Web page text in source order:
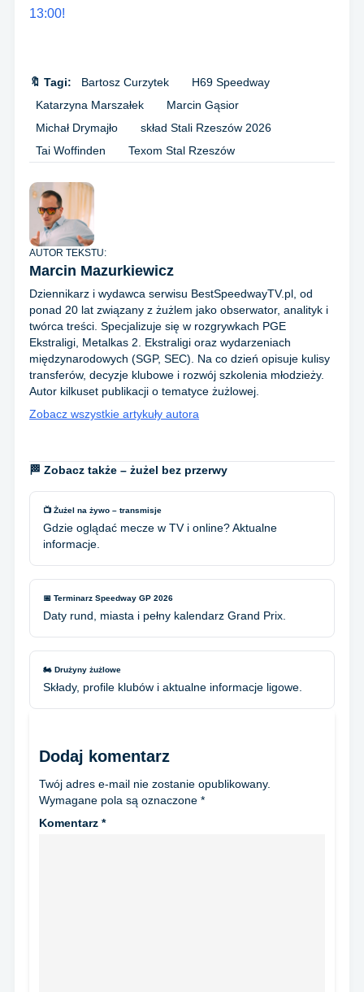
13:00!
🔖 Tagi: Bartosz Curzytek
H69 Speedway
Katarzyna Marszałek
Marcin Gąsior
Michał Drymajło
skład Stali Rzeszów 2026
Tai Woffinden
Texom Stal Rzeszów
AUTOR TEKSTU:
Marcin Mazurkiewicz
Dziennikarz i wydawca serwisu BestSpeedwayTV.pl, od
ponad 20 lat związany z żużlem jako obserwator, analityk i
twórca treści. Specjalizuje się w rozgrywkach PGE
Ekstraligi, Metalkas 2. Ekstraligi oraz wydarzeniach
międzynarodowych (SGP, SEC). Na co dzień opisuje kulisy
transferów, decyzje klubowe i rozwój szkolenia młodzieży.
Autor kilkuset publikacji o tematyce żużlowej.
Zobacz wszystkie artykuły autora
🏁 Zobacz także – żużel bez przerwy
📺 Żużel na żywo – transmisje
Gdzie oglądać mecze w TV i online? Aktualne
informacje.
📅 Terminarz Speedway GP 2026
Daty rund, miasta i pełny kalendarz Grand Prix.
🏍️ Drużyny żużlowe
Składy, profile klubów i aktualne informacje ligowe.
Dodaj komentarz
Twój adres e-mail nie zostanie opublikowany.
Wymagane pola są oznaczone *
Komentarz *